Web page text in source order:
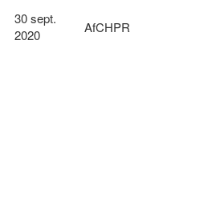
30 sept.
2020
AfCHPR